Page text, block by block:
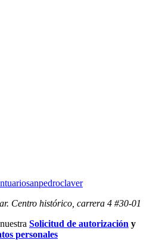
Centro histórico, carrera 4 #30-01
Solicitud de autorización y
personales